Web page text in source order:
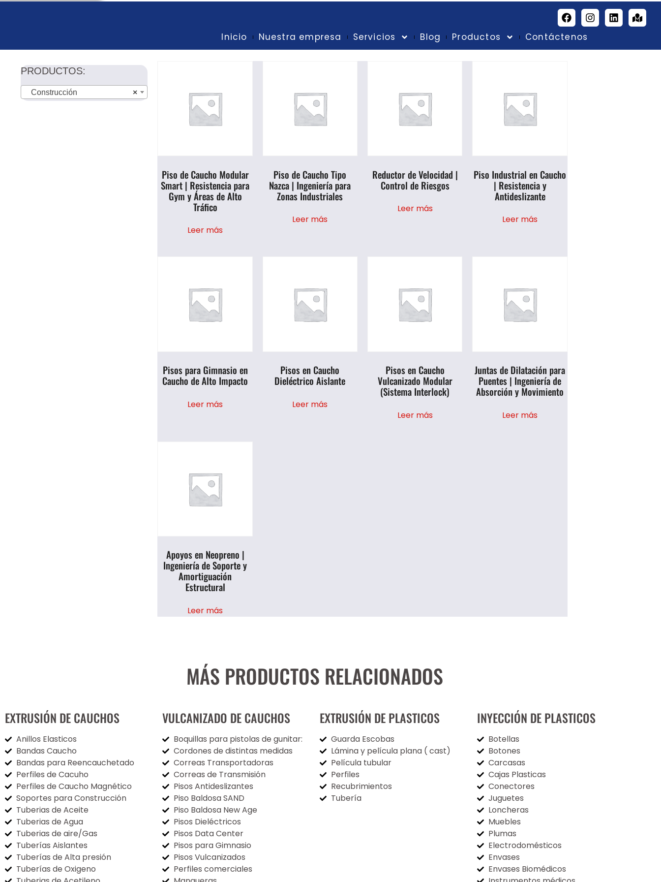
Inicio Nuestra empresa Servicios Blog Productos Contáctenos
PRODUCTOS:
×
Construcción
Piso de Caucho Modular
Smart | Resistencia para
Gym y Áreas de Alto
Tráfico
Leer más
Piso de Caucho Tipo
Nazca | Ingeniería para
Zonas Industriales
Leer más
Reductor de Velocidad |
Control de Riesgos
Leer más
Piso Industrial en Caucho
| Resistencia y
Antideslizante
Leer más
Pisos para Gimnasio en
Caucho de Alto Impacto
Leer más
Pisos en Caucho
Dieléctrico Aislante
Leer más
Pisos en Caucho
Vulcanizado Modular
(Sistema Interlock)
Leer más
Juntas de Dilatación para
Puentes | Ingeniería de
Absorción y Movimiento
Leer más
Apoyos en Neopreno |
Ingeniería de Soporte y
Amortiguación
Estructural
Leer más
MÁS PRODUCTOS RELACIONADOS
EXTRUSIÓN DE CAUCHOS
Anillos Elasticos
Bandas Caucho
Bandas para Reencauchetado
Perfiles de Cacuho
Perfiles de Caucho Magnético
Soportes para Construcción
Tuberias de Aceite
Tuberias de Agua
Tuberias de aire/Gas
Tuberías Aislantes
Tuberías de Alta presión
Tuberías de Oxigeno
VULCANIZADO DE CAUCHOS
Boquillas para pistolas de gunitar:
Cordones de distintas medidas
Correas Transportadoras
Correas de Transmisión
Pisos Antideslizantes
Piso Baldosa SAND
Piso Baldosa New Age
Pisos Dieléctricos
Pisos Data Center
Pisos para Gimnasio
Pisos Vulcanizados
Perfiles comerciales
EXTRUSIÓN DE PLASTICOS
Guarda Escobas
Lámina y película plana ( cast)
Película tubular
Perfiles
Recubrimientos
Tubería
INYECCIÓN DE PLASTICOS
Botellas
Botones
Carcasas
Cajas Plasticas
Conectores
Juguetes
Loncheras
Muebles
Plumas
Electrodomésticos
Envases
Envases Biomédicos